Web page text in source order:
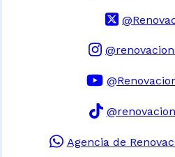
Agencia de